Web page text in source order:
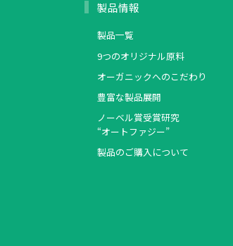
製品情報
製品一覧
9つのオリジナル原料
オーガニックへのこだわり
豊富な製品展開
ノーベル賞受賞研究
“オートファジー”
製品のご購入について